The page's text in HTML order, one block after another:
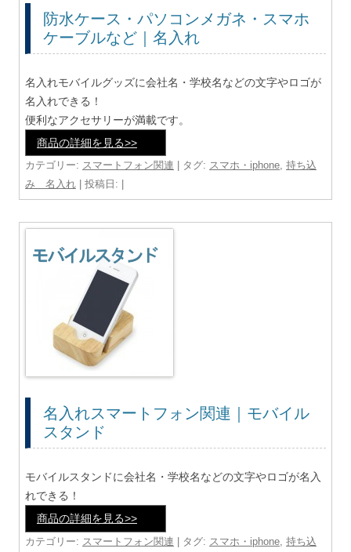
防水ケース・パソコンメガネ・スマホ
ケーブルなど｜名入れ
名入れモバイルグッズに会社名・学校名などの文字やロゴが
名入れできる！
便利なアクセサリーが満載です。
商品の詳細を見る>>
カテゴリー: スマートフォン関連 | タグ: スマホ・iphone, 持ち込
み 名入れ | 投稿日:
名入れスマートフォン関連｜モバイル
スタンド
モバイルスタンドに会社名・学校名などの文字やロゴが名入
れできる！
商品の詳細を見る>>
カテゴリー: スマートフォン関連 | タグ: スマホ・iphone 持ち込